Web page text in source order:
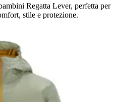
Regatta Lever, perfetta per
stile e protezione.